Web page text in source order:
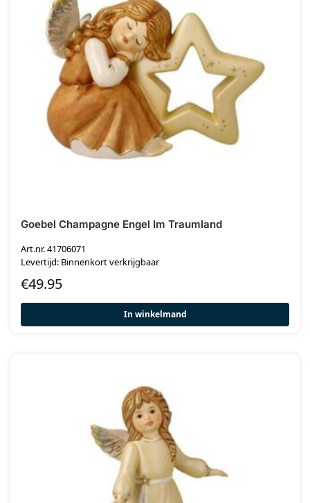
Goebel Champagne Engel Im Traumland
Art.nr. 41706071
Levertijd: Binnenkort verkrijgbaar
€49.95
In winkelmand